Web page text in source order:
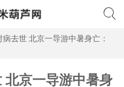
病去世 北京一导游中暑身亡：
北京一导游中暑身